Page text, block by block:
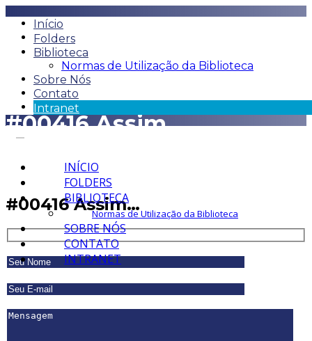
Início
Folders
Biblioteca
Normas de Utilização da Biblioteca
Sobre Nós
Contato
Intranet
INÍCIO
FOLDERS
BIBLIOTECA
Normas de Utilização da Biblioteca
SOBRE NÓS
CONTATO
INTRANET
#00416 Assim…
#00416 Assim…